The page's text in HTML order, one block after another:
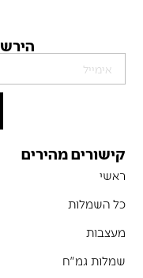
קישורים מהירים
ראשי
כל השמלות
מעצבות
שמלות גמ"ח